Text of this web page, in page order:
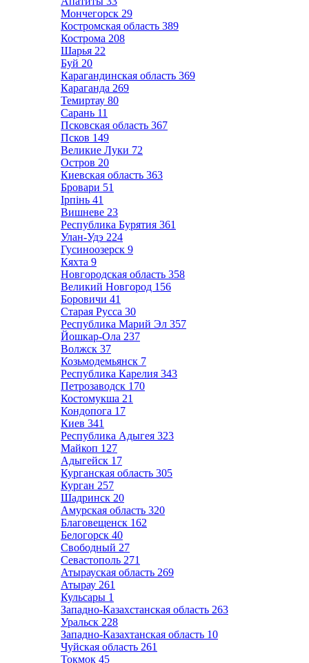
Мончегорск 29
Костромская область 389
Кострома 208
Шарья 22
Буй 20
Карагандинская область 369
Караганда 269
Темиртау 80
Сарань 11
Псковская область 367
Псков 149
Великие Луки 72
Остров 20
Киевская область 363
Бровари 51
Ірпінь 41
Вишневе 23
Республика Бурятия 361
Улан-Удэ 224
Гусиноозерск 9
Кяхта 9
Новгородская область 358
Великий Новгород 156
Боровичи 41
Старая Русса 30
Республика Марий Эл 357
Йошкар-Ола 237
Волжск 37
Козьмодемьянск 7
Республика Карелия 343
Петрозаводск 170
Костомукша 21
Кондопога 17
Киев 341
Республика Адыгея 323
Майкоп 127
Адыгейск 17
Курганская область 305
Курган 257
Шадринск 20
Амурская область 320
Благовещенск 162
Белогорск 40
Свободный 27
Севастополь 271
Атырауская область 269
Атырау 261
Кульсары 1
Западно-Казахстанская область 263
Уральск 228
Западно-Казахтанская область 10
Чуйская область 261
Токмок 45